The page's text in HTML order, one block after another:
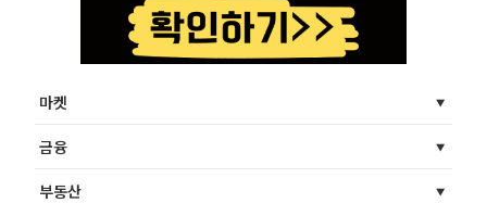
마켓
금융
부동산